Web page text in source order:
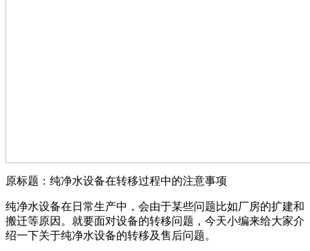
原标题：纯净水设备在转移过程中的注意事项
纯净水设备在日常生产中，会由于某些问题比如厂房的扩建和
搬迁等原因。就要面对设备的转移问题，今天小编来给大家介
绍一下关于纯净水设备的转移及售后问题。